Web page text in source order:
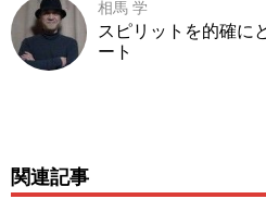
相馬 学
スピリットを的確に
ート
関連記事